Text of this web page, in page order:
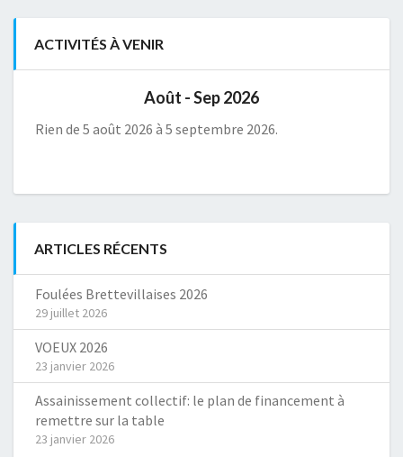
ACTIVITÉS À VENIR
Août - Sep 2026
Rien de 5 août 2026 à 5 septembre 2026.
ARTICLES RÉCENTS
Foulées Brettevillaises 2026
29 juillet 2026
VOEUX 2026
23 janvier 2026
Assainissement collectif: le plan de financement à
remettre sur la table
23 janvier 2026